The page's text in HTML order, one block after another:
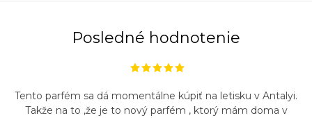
Posledné hodnotenie
Tento parfém sa dá momentálne kúpiť na letisku v Antalyi.
Takže na to ,že je to nový parfém , ktorý mám doma v